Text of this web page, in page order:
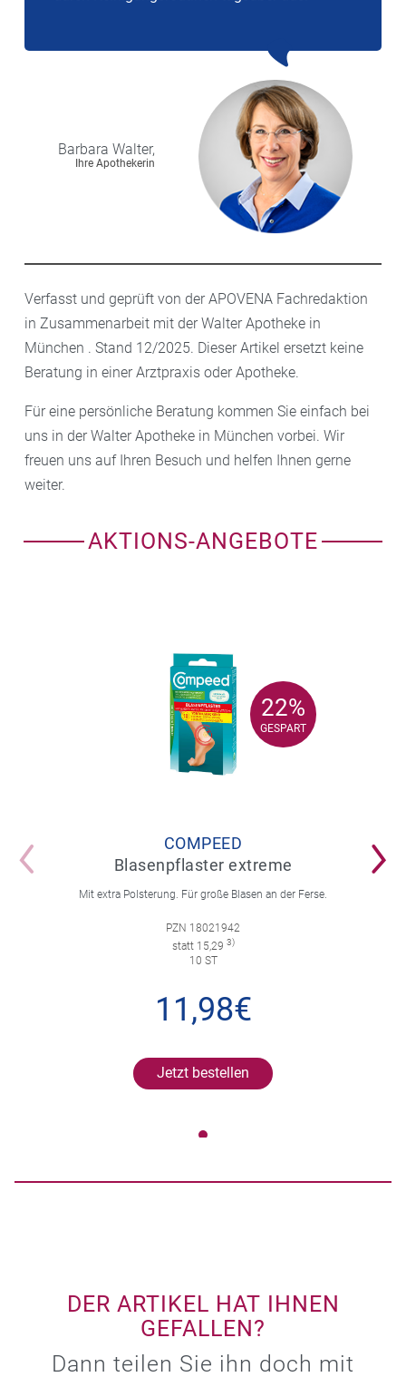
Barbara Walter,
Ihre Apothekerin
Verfasst und geprüft von der APOVENA Fachredaktion
in Zusammenarbeit mit der Walter Apotheke in
München . Stand 12/2025. Dieser Artikel ersetzt keine
Beratung in einer Arztpraxis oder Apotheke.
Für eine persönliche Beratung kommen Sie einfach bei
uns in der Walter Apotheke in München vorbei. Wir
freuen uns auf Ihren Besuch und helfen Ihnen gerne
weiter.
AKTIONS-ANGEBOTE
22%
GESPART
22%
GESPART
COMPEED
Blasenpflaster extreme
Mit extra Polsterung. Für große Blasen an der Ferse.
PZN 18021942
statt 15,29 3)
10 ST
11,98€
Jetzt bestellen
DER ARTIKEL HAT IHNEN
GEFALLEN?
Dann teilen Sie ihn doch mit